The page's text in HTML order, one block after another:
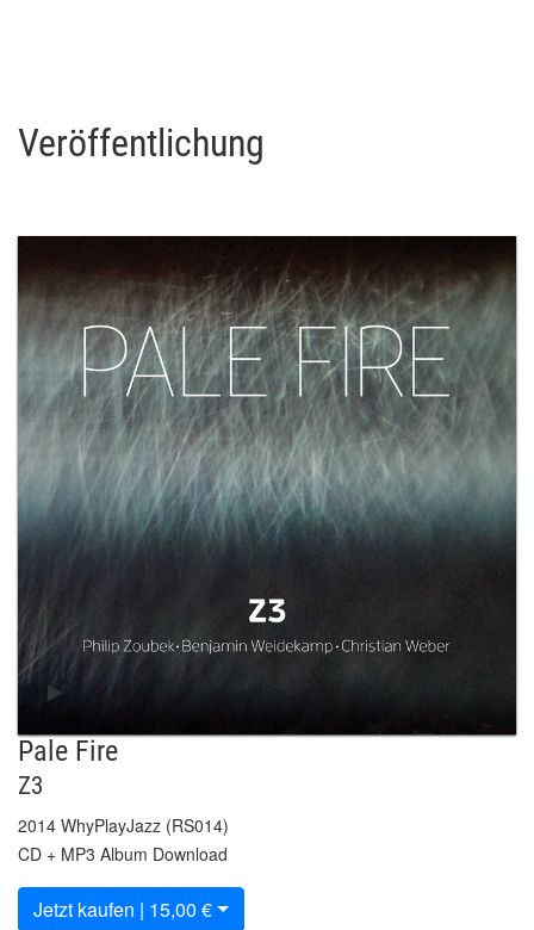
Veröffentlichung
Pale Fire
Z3
2014 WhyPlayJazz (RS014)
CD + MP3 Album Download
Jetzt kaufen | 15,00 €